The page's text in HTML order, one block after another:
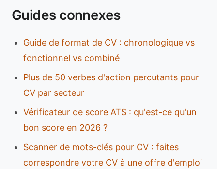
Guides connexes
Guide de format de CV : chronologique vs
fonctionnel vs combiné
Plus de 50 verbes d'action percutants pour
CV par secteur
Vérificateur de score ATS : qu'est-ce qu'un
bon score en 2026 ?
Scanner de mots-clés pour CV : faites
correspondre votre CV à une offre d'emploi